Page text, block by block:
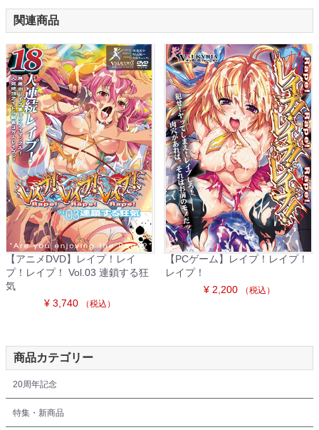
関連商品
【アニメDVD】レイプ！レイ
プ！レイプ！ Vol.03 連鎖する狂
気
¥ 3,740
（税込）
【PCゲーム】レイプ！レイプ！
レイプ！
¥ 2,200
（税込）
商品カテゴリー
20周年記念
特集・新商品